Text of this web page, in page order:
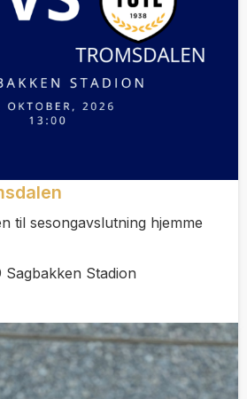
til sesongavslutning hjemme
Sagbakken Stadion